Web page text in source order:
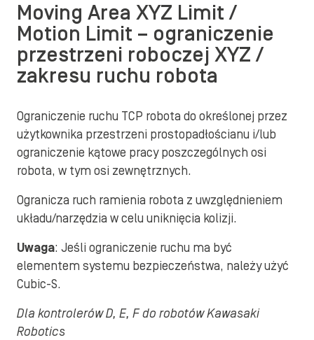
Moving Area XYZ Limit /
Motion Limit – ograniczenie
przestrzeni roboczej XYZ /
zakresu ruchu robota
Ograniczenie ruchu TCP robota do określonej przez
użytkownika przestrzeni prostopadłościanu i/lub
ograniczenie kątowe pracy poszczególnych osi
robota, w tym osi zewnętrznych.
Ogranicza ruch ramienia robota z uwzględnieniem
układu/narzędzia w celu uniknięcia kolizji.
Uwaga: Jeśli ograniczenie ruchu ma być
elementem systemu bezpieczeństwa, należy użyć
Cubic-S.
Dla kontrolerów D, E, F do robotów Kawasaki
Robotics